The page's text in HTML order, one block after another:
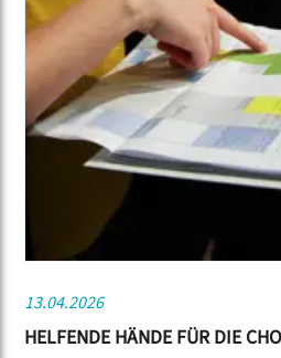
13.04.2026
HELFENDE HÄNDE FÜR DIE